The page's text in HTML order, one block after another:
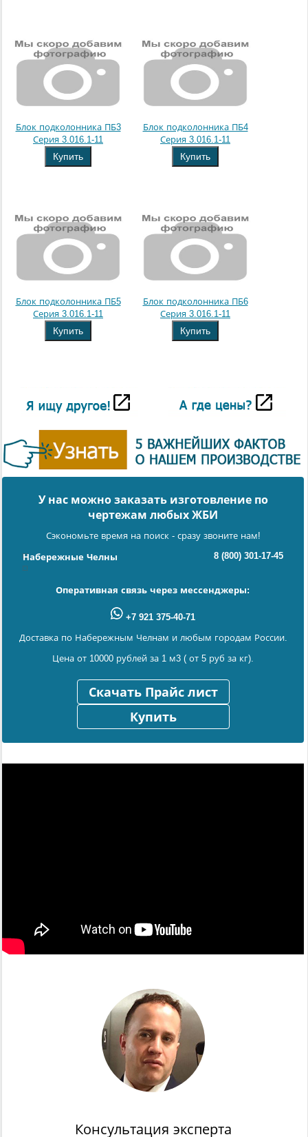
Блок подколонника ПБ3
Серия 3.016.1-11
Купить
Блок подколонника ПБ4
Серия 3.016.1-11
Купить
Блок подколонника ПБ5
Серия 3.016.1-11
Купить
Блок подколонника ПБ6
Серия 3.016.1-11
Купить
У нас можно заказать изготовление по
чертежам любых ЖБИ
Сэкономьте время на поиск - сразу звоните нам!
Набережные Челны 8 (800) 301-17-45
Оперативная связь через мессенджеры:
+7 921 375-40-71
Доставка по Набережным Челнам и любым городам России.
Цена от 10000 рублей за 1 м3 ( от 5 руб за кг).
Скачать Прайс лист
Купить
Консультация эксперта